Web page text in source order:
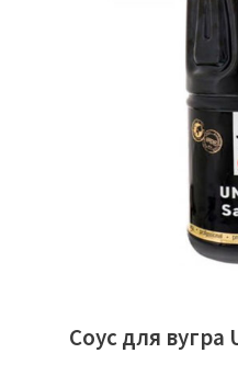
Соус для вугра